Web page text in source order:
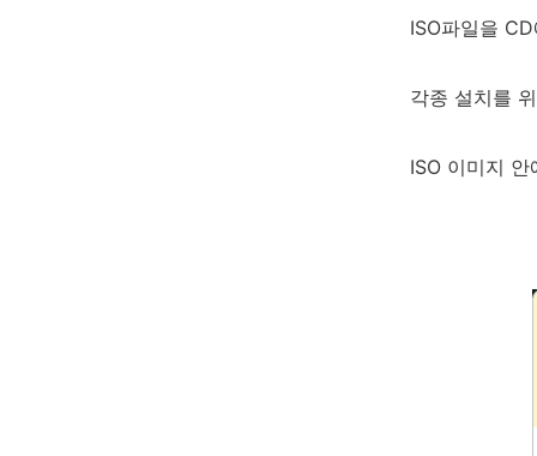
ISO파일을 CD
각종 설치를
ISO 이미지 안